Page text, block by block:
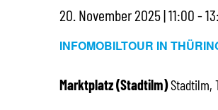
INFOMOBILTOUR IN
20. November 2025 | 11:00-
Marktplatz (Stadtilm)Stadtilm,